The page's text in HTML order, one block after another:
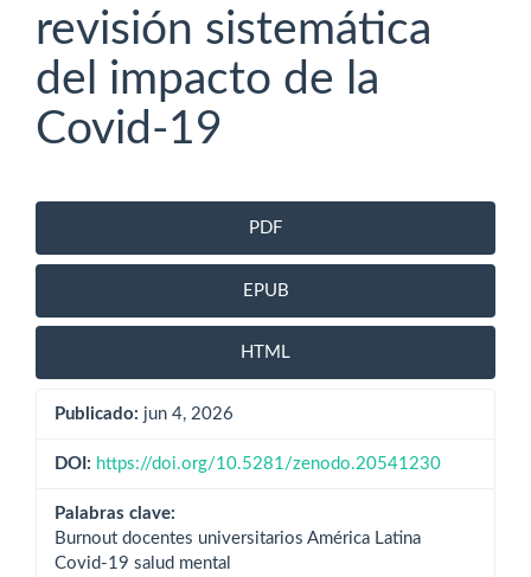
revisión sistemática
del impacto de la
Covid-19
Barra
lateral
artículo
PDF
EPUB
HTML
Publicado: jun 4, 2026
DOI: https://doi.org/10.5281/zenodo.20541230
Palabras clave:
Burnout docentes universitarios América Latina
Covid-19 salud mental